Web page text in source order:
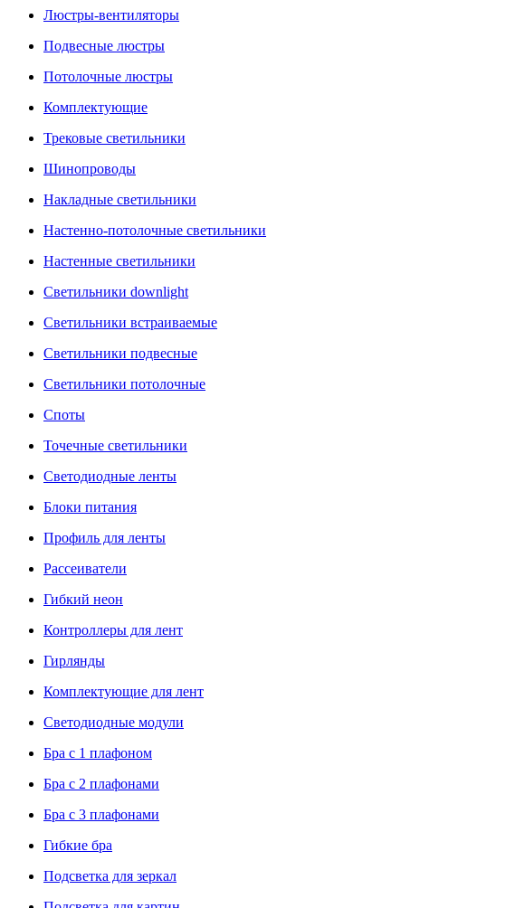
Люстры-вентиляторы
Подвесные люстры
Потолочные люстры
Комплектующие
Трековые светильники
Шинопроводы
Накладные светильники
Настенно-потолочные светильники
Настенные светильники
Светильники downlight
Светильники встраиваемые
Светильники подвесные
Светильники потолочные
Споты
Точечные светильники
Светодиодные ленты
Блоки питания
Профиль для ленты
Рассеиватели
Гибкий неон
Контроллеры для лент
Гирлянды
Комплектующие для лент
Светодиодные модули
Бра с 1 плафоном
Бра с 2 плафонами
Бра с 3 плафонами
Гибкие бра
Подсветка для зеркал